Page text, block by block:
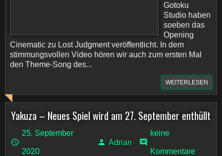
Gotoku
Studio haben
soeben das
Opening
Cinematic zu Lost Judgment veröffentlicht. In dem
stimmungsvollen Video hören wir auch zum ersten Mal
den Theme-Song des...
WEITERLESEN
Yakuza – Neues Spiel wird am 27. September enthüllt
25. September
2020
Adrian
keine
Kommentare